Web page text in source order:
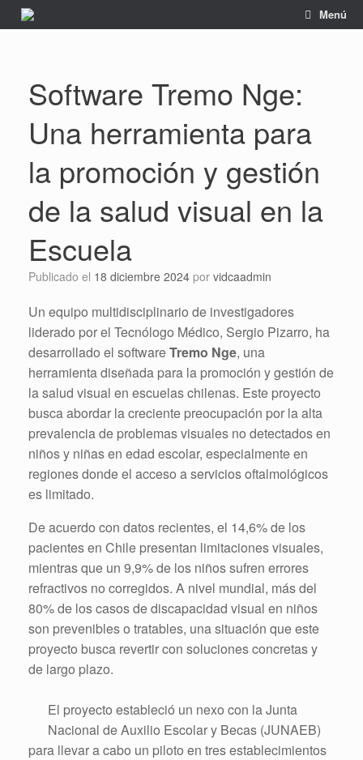
Saltar
Menú
Software Tremo Nge:
Una herramienta para
la promoción y gestión
de la salud visual en la
Escuela
Publicado el 18 diciembre 2024 por vidcaadmin
Un equipo multidisciplinario de investigadores
liderado por el Tecnólogo Médico, Sergio Pizarro, ha
desarrollado el softwareTremo Nge, una
herramienta diseñada para la promoción y gestión de
la salud visual en escuelas chilenas. Este proyecto
busca abordar la creciente preocupación por la alta
prevalencia de problemas visuales no detectados en
niños y niñas en edad escolar, especialmente en
regiones donde el acceso a servicios oftalmológicos
es limitado.
De acuerdo con datos recientes, el 14,6% de los
pacientes en Chile presentan limitaciones visuales,
mientras que un 9,9% de los niños sufren errores
refractivos no corregidos. A nivel mundial, más del
80% de los casos de discapacidad visual en niños
son prevenibles o tratables, una situación que este
proyecto busca revertir con soluciones concretas y
de largo plazo.
El proyecto estableció un nexo con la Junta
Nacional de Auxilio Escolar y Becas (JUNAEB)
para llevar a cabo un piloto en tres establecimientos